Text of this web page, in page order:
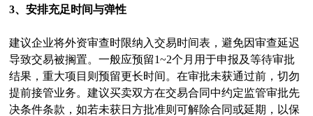
3、安排充足时间与弹性
建议企业将外资审查时限纳入交易时间表，避免因审查延迟
导致交易被搁置。一般应预留1~2个月用于申报及等待审批
结果，重大项目则预留更长时间。在审批未获通过前，切勿
提前接管业务。建议买卖双方在交易合同中约定监管审批先
决条件条款，如若未获日方批准则可解除合同或延期，以保